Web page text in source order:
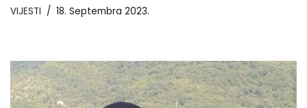
VIJESTI 18. Septembra 2023.